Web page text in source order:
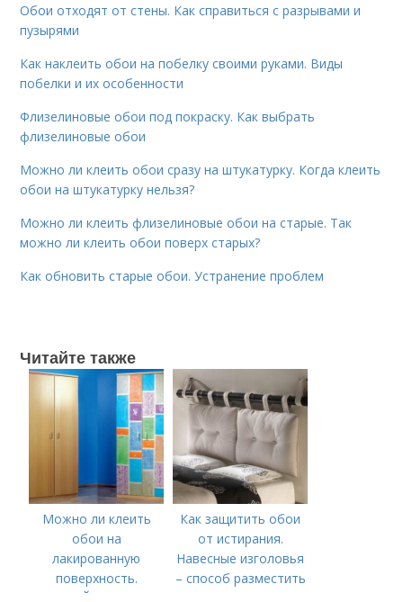
Обои отходят от стены. Как справиться с разрывами и
пузырями
Как наклеить обои на побелку своими руками. Виды
побелки и их особенности
Флизелиновые обои под покраску. Как выбрать
флизелиновые обои
Можно ли клеить обои сразу на штукатурку. Когда клеить
обои на штукатурку нельзя?
Можно ли клеить флизелиновые обои на старые. Так
можно ли клеить обои поверх старых?
Как обновить старые обои. Устранение проблем
Читайте также
Можно ли клеить
обои на
лакированную
поверхность.
ОКЛЕЙКА ПОЛА
Как защитить обои
от истирания.
Навесные изголовья
– способ разместить